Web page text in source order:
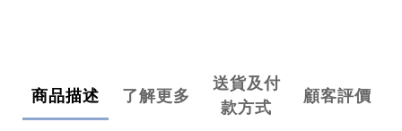
商品描述 了解更多
送貨及付
款方式
顧客評價